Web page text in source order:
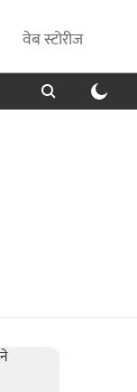
वेब स्टोरीज